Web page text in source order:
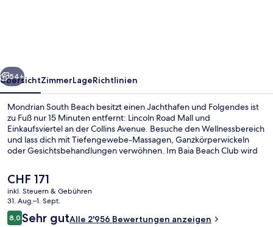
Weiter
54+
ÜbersichtZimmerLageRichtlinien
Mondrian South Beach besitzt einen Jachthafen und Folgendes ist
zu Fuß nur 15 Minuten entfernt: Lincoln Road Mall und
Einkaufsviertel an der Collins Avenue. Besuche den Wellnessbereich
und lass dich mit Tiefengewebe-Massagen, Ganzkörperwickeln
oder Gesichtsbehandlungen verwöhnen. Im Baia Beach Club wird
serviert. Der Pool und das hilfsbereite Personal erhalten tolle
Bewertungen von anderen Reisenden.
Der
aktuelle
Preis
beträgt
CHF 171.
CHF 171
inkl. Steuern & Gebühren
31. Aug.–1. Sept.
Bewertungen
8,08,0 von 10.
Sehr gutAlle 2'956 Bewertungen anzeigen